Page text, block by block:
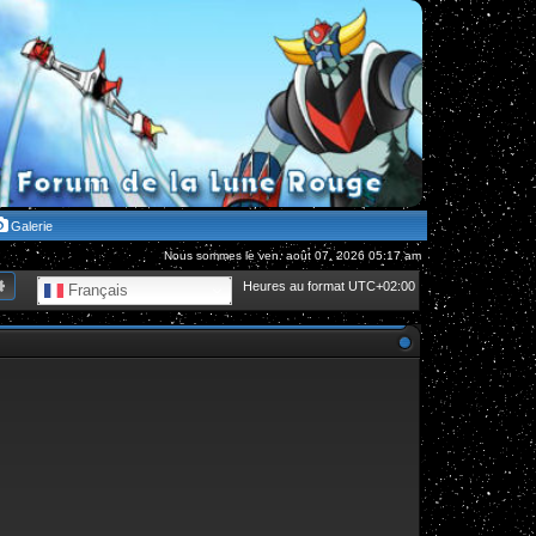
Galerie
Nous sommes le ven. août 07, 2026 05:17 am
Heures au format UTC+02:00
Français
Recherche avancée